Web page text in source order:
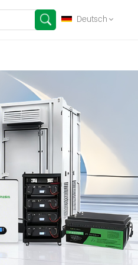
Deutsch
English
français
Deutsch
español
العربية